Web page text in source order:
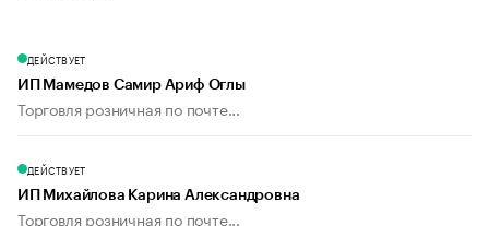
ДЕЙСТВУЕТ
ИП Мамедов Самир Ариф Оглы
Торговля розничная по почте...
ДЕЙСТВУЕТ
ИП Михайлова Карина Александровна
Торговля розничная по почте...